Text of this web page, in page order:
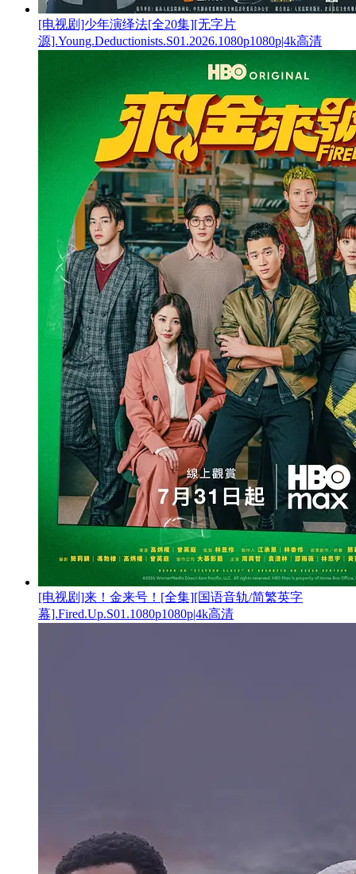
[电视剧]少年演绎法[全20集][无字片
源].Young.Deductionists.S01.2026.1080p1080p|4k高清
[电视剧]来！金来号！[全集][国语音轨/简繁英字
幕].Fired.Up.S01.1080p1080p|4k高清